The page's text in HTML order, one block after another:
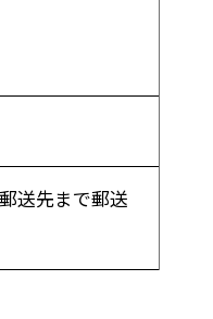
送先まで郵送